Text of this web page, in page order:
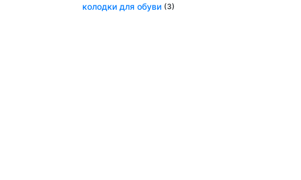
колодки для обуви (3)